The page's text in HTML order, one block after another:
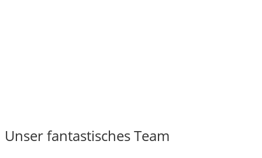
Unser fantastisches Team